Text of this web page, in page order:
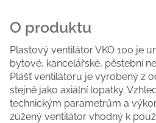
Plastový ventilátor VKO 100 je
bytové, kancelářské, pěstební
Plášť ventilátoru je vyrobený z
stejně jako axiální lopatky.
technickým parametrům a
zúžený ventilátor vhodný k